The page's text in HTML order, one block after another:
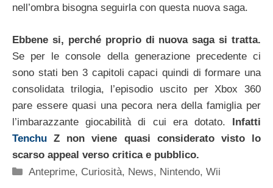
nell’ombra bisogna seguirla con questa nuova saga.
Ebbene si, perché proprio di nuova saga si tratta.
Se per le console della generazione precedente ci
sono stati ben 3 capitoli capaci quindi di formare una
consolidata trilogia, l’episodio uscito per Xbox 360
pare essere quasi una pecora nera della famiglia per
l’imbarazzante giocabilità di cui era dotato. Infatti
Tenchu Z non viene quasi considerato visto lo
scarso appeal verso critica e pubblico.
Categorie
Anteprime, Curiosità, News, Nintendo,Wii